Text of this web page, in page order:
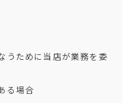
うために当店が業務を委
る場合